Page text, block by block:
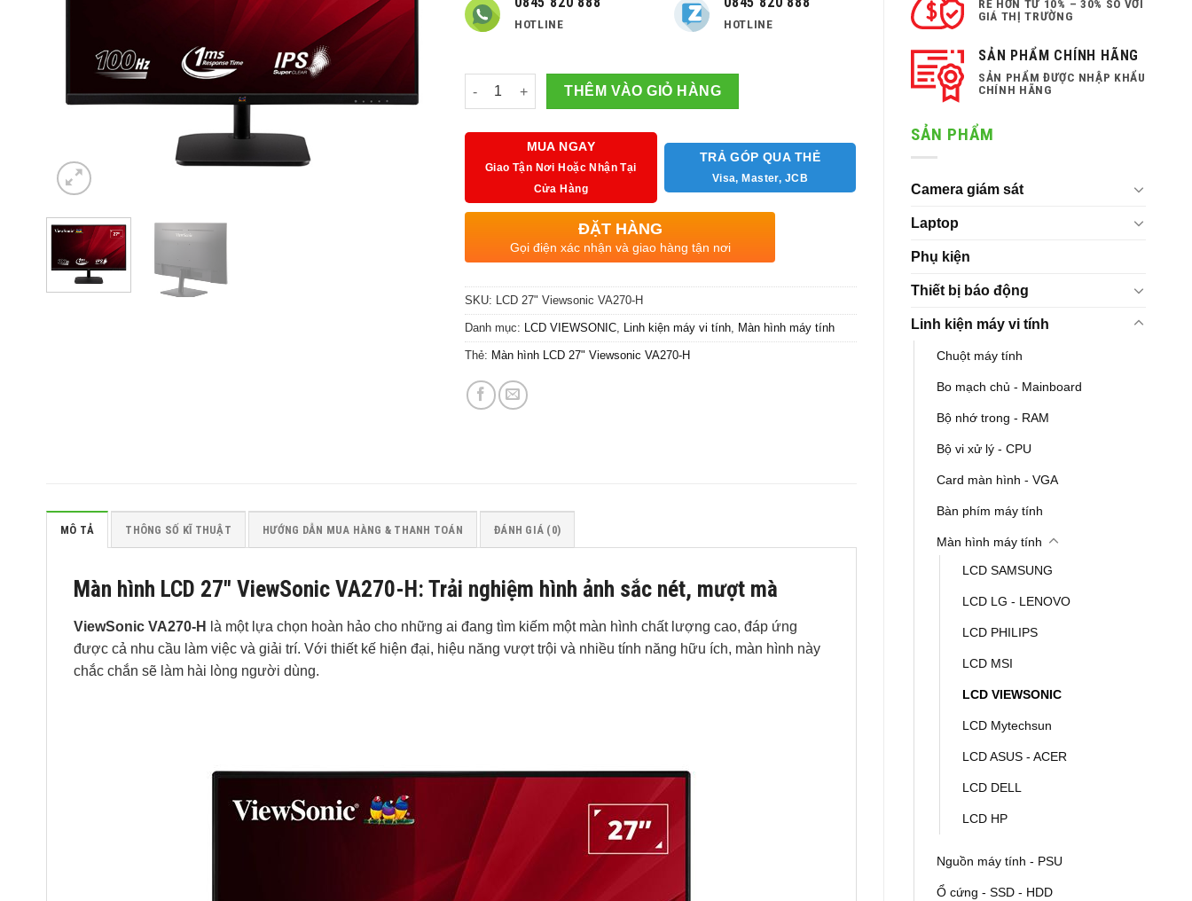
RẺ HƠN TỪ 10% – 30% SO VỚI
GIÁ THỊ TRƯỜNG
SẢN PHẨM CHÍNH HÃNG
SẢN PHẨM ĐƯỢC NHẬP KHẨU
CHÍNH HÃNG
SẢN PHẨM
Camera giám sát
Laptop
Phụ kiện
Thiết bị báo động
Linh kiện máy vi tính
Chuột máy tính
Bo mạch chủ - Mainboard
Bộ nhớ trong - RAM
Bộ vi xử lý - CPU
Card màn hình - VGA
Bàn phím máy tính
Màn hình máy tính
LCD SAMSUNG
LCD LG - LENOVO
LCD PHILIPS
LCD MSI
LCD VIEWSONIC
LCD Mytechsun
LCD ASUS - ACER
LCD DELL
LCD HP
Nguồn máy tính - PSU
Ổ cứng - SSD - HDD
HOTLINE HOTLINE
Số lượng
THÊM VÀO GIỎ HÀNG
MUA NGAY
Giao Tận Nơi Hoặc Nhận Tại
Cửa Hàng
TRẢ GÓP QUA THẺ
Visa, Master, JCB
ĐẶT HÀNG
Gọi điện xác nhận và giao hàng tận nơi
SKU: LCD 27" Viewsonic VA270-H
Danh mục: LCD VIEWSONIC, Linh kiện máy vi tính, Màn hình máy tính
Thẻ: Màn hình LCD 27" Viewsonic VA270-H
MÔ TẢ THÔNG SỐ KĨ THUẬT HƯỚNG DẪN MUA HÀNG & THANH TOÁN ĐÁNH GIÁ (0)
Màn hình LCD 27″ ViewSonic VA270-H: Trải nghiệm hình ảnh sắc nét, mượt mà
ViewSonic VA270-H
là một lựa chọn hoàn hảo cho những ai đang tìm kiếm một màn hình chất lượng cao, đáp ứng
được cả nhu cầu làm việc và giải trí. Với thiết kế hiện đại, hiệu năng vượt trội và nhiều tính năng hữu ích, màn hình này
chắc chắn sẽ làm hài lòng người dùng.